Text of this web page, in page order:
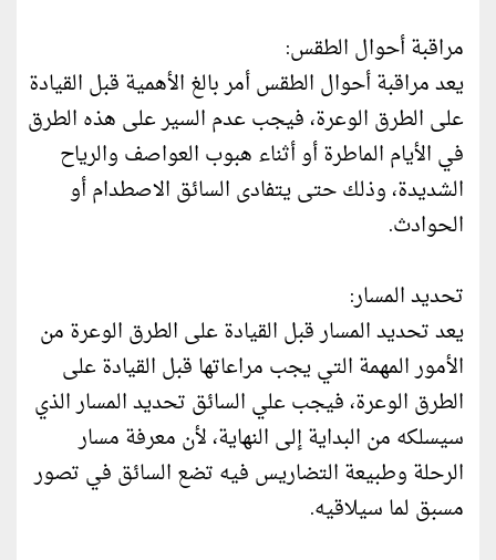
مراقبة أحوال الطقس:
يعد مراقبة أحوال الطقس أمر بالغ الأهمية قبل القيادة
على الطرق الوعرة، فيجب عدم السير على هذه الطرق
في الأيام الماطرة أو أثناء هبوب العواصف والرياح
الشديدة، وذلك حتى يتفادى السائق الاصطدام أو
الحوادث.
تحديد المسار:
يعد تحديد المسار قبل القيادة على الطرق الوعرة من
الأمور المهمة التي يجب مراعاتها قبل القيادة على
الطرق الوعرة، فيجب علي السائق تحديد المسار الذي
سيسلكه من البداية إلى النهاية، لأن معرفة مسار
الرحلة وطبيعة التضاريس فيه تضع السائق في تصور
مسبق لما سيلاقيه.